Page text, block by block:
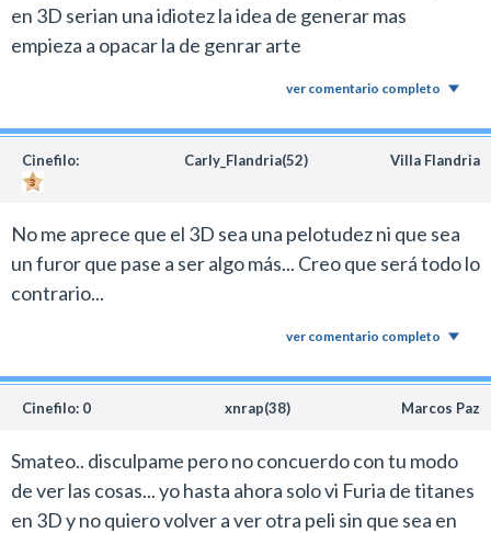
en 3D serian una idiotez la idea de generar mas
empieza a opacar la de genrar arte
ver comentario completo
Cinefilo: Carly_Flandria(52) Villa Flandria
No me aprece que el 3D sea una pelotudez ni que sea
un furor que pase a ser algo más... Creo que será todo lo
contrario...
ver comentario completo
Cinefilo: 0 xnrap(38) Marcos Paz
Smateo.. disculpame pero no concuerdo con tu modo
de ver las cosas... yo hasta ahora solo vi Furia de titanes
en 3D y no quiero volver a ver otra peli sin que sea en